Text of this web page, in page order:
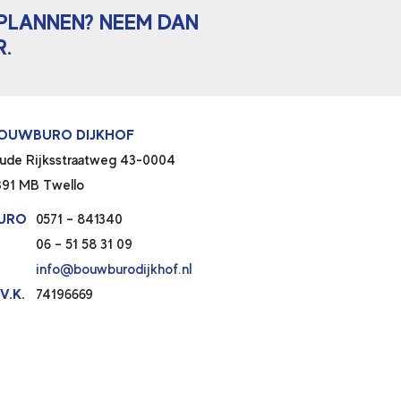
NEEM DAN
DIJKHOF
Rijksstraatweg 43-0004
MB Twello
0571 – 841340
06 – 51 58 31 09
info@bouwburodijkhof.nl
74196669